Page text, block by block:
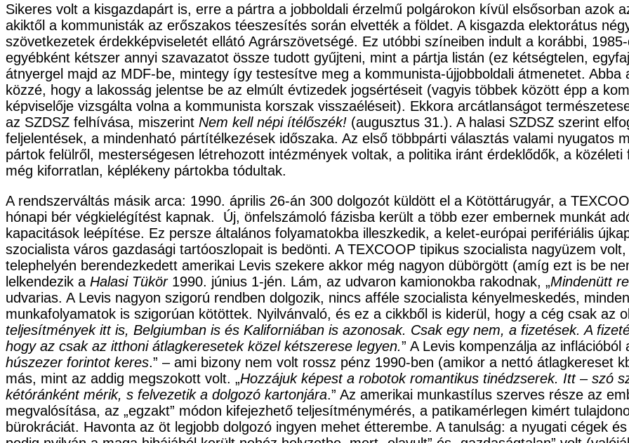
Sikeres volt a kisgazdapárt is, erre a pártra a jobboldali érzelmű polgárokon kívül elsősorban azok
akiktől a kommunisták az erőszakos téeszesítés során elvették a földet. A kisgazda elektorátus
szövetkezetek érdekképviseletét ellátó Agrárszövetségé. Ez utóbbi színeiben indult a korábbi,
egyébként kétszer annyi szavazatot össze tudott gyűjteni, mint a pártja listán (ez kétségtelen,
átnyergel majd az MDF-be, mintegy így testesítve meg a kommunista-újjobboldali átmenetet.
közzé, hogy a lakosság jelentse be az elmúlt évtizedek jogsértéseit (vagyis többek között épp a
képviselője vizsgálta volna a kommunista korszak visszaéléseit). Ekkora arcátlanságot
az SZDSZ felhívása, miszerint Nem kell népi ítélőszék! (augusztus 31.). A halasi SZDSZ szerint
feljelentések, a mindenható pártítélkezések időszaka. Az első többpárti választás valami nyugatos
pártok felülről, mesterségesen létrehozott intézmények voltak, a politika iránt érdeklődők, a
még kiforratlan, képlékeny pártokba tódultak.
A rendszerváltás másik arca: 1990. április 26-án 300 dolgozót küldött el a Kötöttárugyár, a
hónapi bér végkielégítést kapnak. Új, önfelszámoló fázisba került a több ezer embernek munkát
kapacitások leépítése. Ez persze általános folyamatokba illeszkedik, a kelet-európai perifériális
szocialista város gazdasági tartóoszlopait is bedönti. A TEXCOOP tipikus szocialista nagyüzem
telephelyén berendezkedett amerikai Levis szekere akkor még nagyon dübörgött (amíg ezt is be
lelkendezik a Halasi Tükör1990. június 1-jén. Lám, az udvaron kamionokba rakodnak, „Mindenütt
udvarias. A Levis nagyon szigorú rendben dolgozik, nincs afféle szocialista kényelmeskedés,
munkafolyamatok is szigorúan kötöttek. Nyilvánvaló, és ez a cikkből is kiderül, hogy a cég csak az
teljesítmények itt is, Belgiumban is és Kaliforniában is azonosak. Csak egy nem, a fizetések. A
hogy az csak az itthoni átlagkeresetek közel kétszerese legyen.” A Levis kompenzálja az inflációból
húszezer forintot keres.” – ami bizony nem volt rossz pénz 1990-ben (amikor a nettó átlagkereset
más, mint az addig megszokott volt. „Hozzájuk képest a robotok romantikus tinédzserek. Itt – szó
kétóránként mérik, s felvezetik a dolgozó kartonjára.” Az amerikai munkastílus szerves része az
megvalósítása, az „egzakt” módon kifejezhető teljesítménymérés, a patikamérlegen kimért
bürokráciát. Havonta az öt legjobb dolgozó ingyen mehet étterembe. A tanulság: a nyugati cégek